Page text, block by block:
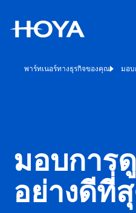
พาร์ทเนอร์ทางธุรกิจของคุณ มอบ
มอบการ
อย่างดีที่